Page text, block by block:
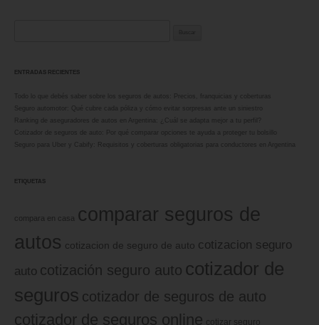
ENTRADAS RECIENTES
Seguro automotor: Qué cubre cada póliza y cómo evitar sorpresas ante un siniestro
Cotizador de seguros de auto: Por qué comparar opciones te ayuda a proteger tu bolsillo
Seguro para Uber y Cabify: Requisitos y coberturas obligatorias para conductores en Argentina
ETIQUETAS
compara en casa comparar seguros de
autos cotizacion de seguro de auto cotizacion seguro
auto cotización seguro auto cotizador de
seguros cotizador de seguros de auto
cotizador de seguros online cotizar seguro